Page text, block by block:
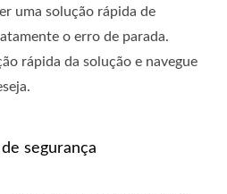
uma solução rápida de
o erro de parada.
rápida da solução e navegue
segurança